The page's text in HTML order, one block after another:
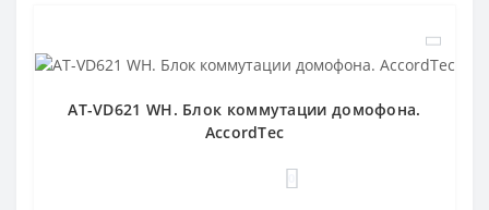
AT-VD621 WH. Блок коммутации домофона.
AccordTec